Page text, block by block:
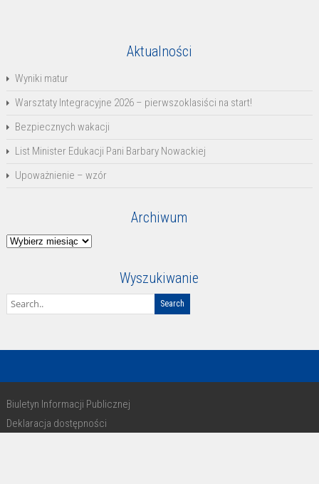
Aktualności
Wyniki matur
Warsztaty Integracyjne 2026 – pierwszoklasiści na start!
Bezpiecznych wakacji
List Minister Edukacji Pani Barbary Nowackiej
Upoważnienie – wzór
Archiwum
Archiwum
Wyszukiwanie
Biuletyn Informacji Publicznej
Deklaracja dostępności